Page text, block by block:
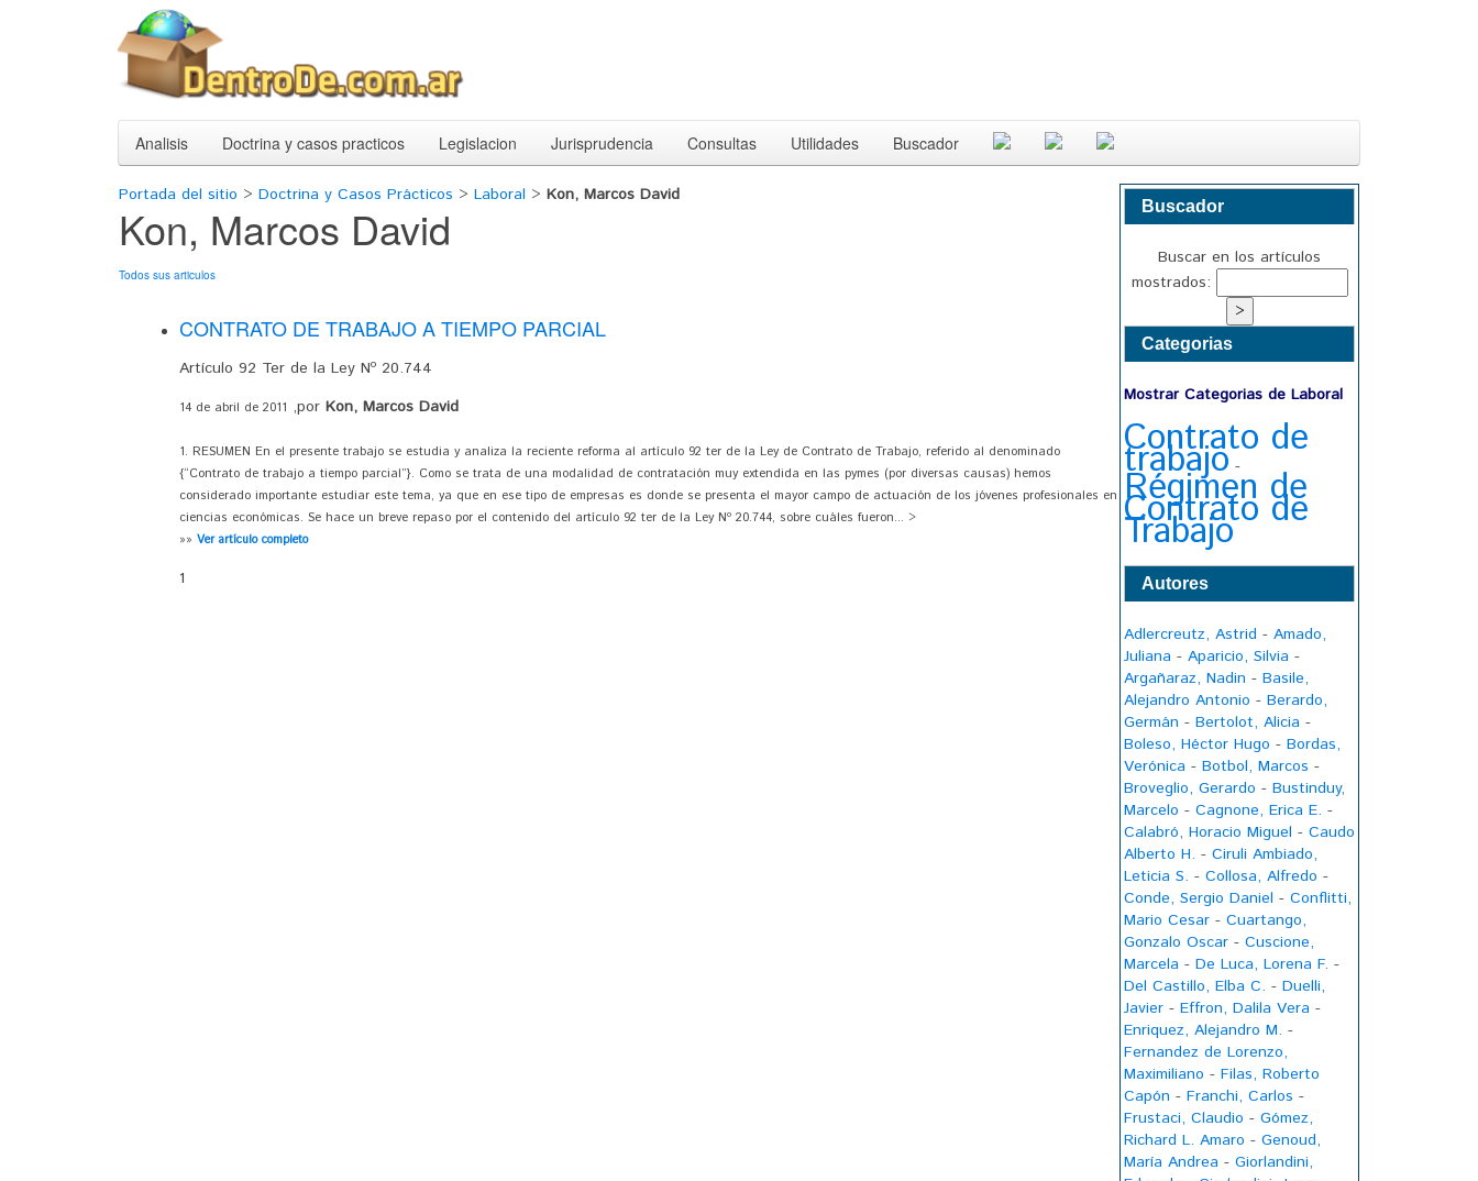
Analisis Doctrina y casos practicos Legislacion Jurisprudencia Consultas Utilidades Buscador
Portada del sitio > Doctrina y Casos Prácticos > Laboral > Kon, Marcos David
Kon, Marcos David
Todos sus articulos
CONTRATO DE TRABAJO A TIEMPO PARCIAL
Artículo 92 Ter de la Ley Nº 20.744
14 de abril de 2011 ,por Kon, Marcos David
1. RESUMEN En el presente trabajo se estudia y analiza la reciente reforma al artículo 92 ter de la Ley de Contrato de Trabajo, referido al denominado
{“Contrato de trabajo a tiempo parcial”}. Como se trata de una modalidad de contratación muy extendida en las pymes (por diversas causas) hemos
considerado importante estudiar este tema, ya que en ese tipo de empresas es donde se presenta el mayor campo de actuación de los jóvenes profesionales en
ciencias económicas. Se hace un breve repaso por el contenido del artículo 92 ter de la Ley Nº 20.744, sobre cuáles fueron... >
»» Ver artículo completo
1
Buscador
Buscar en los artículos
mostrados:
Categorias
Mostrar Categorias de Laboral
Contrato de
trabajo -
Régimen de
Contrato de
Trabajo
Autores
Adlercreutz, Astrid - Amado,
Juliana - Aparicio, Silvia -
Argañaraz, Nadin - Basile,
Alejandro Antonio - Berardo,
Germán - Bertolot, Alicia -
Boleso, Héctor Hugo - Bordas,
Verónica - Botbol, Marcos -
Broveglio, Gerardo - Bustinduy,
Marcelo - Cagnone, Erica E. -
Calabró, Horacio Miguel - Caudo
Alberto H. - Ciruli Ambiado,
Leticia S. - Collosa, Alfredo -
Conde, Sergio Daniel - Conflitti,
Mario Cesar - Cuartango,
Gonzalo Oscar - Cuscione,
Marcela - De Luca, Lorena F. -
Del Castillo, Elba C. - Duelli,
Javier - Effron, Dalila Vera -
Enriquez, Alejandro M. -
Fernandez de Lorenzo,
Maximiliano - Filas, Roberto
Capón - Franchi, Carlos -
Frustaci, Claudio - Gómez,
Richard L. Amaro - Genoud,
María Andrea - Giorlandini,